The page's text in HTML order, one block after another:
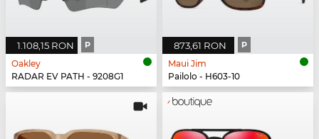
1.108,15 RON P
Oakley
RADAR EV PATH - 9208G1
873,61 RON P
Maui Jim
Pailolo - H603-10